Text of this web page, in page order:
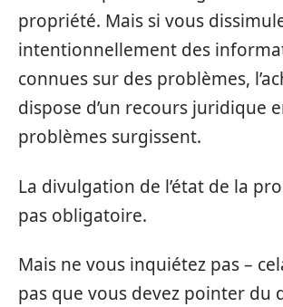
propriété. Mais si vous
intentionnellement des
connues sur des problèmes,
dispose d’un recours juridique
problèmes surgissent.
La divulgation de l’état de la
pas obligatoire.
Mais ne vous inquiétez pas –
pas que vous devez pointer du